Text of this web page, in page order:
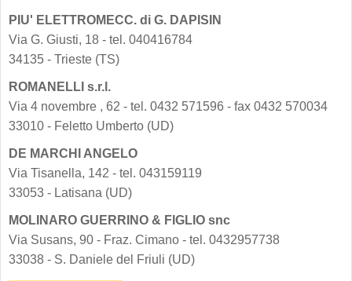
PIU' ELETTROMECC. di G. DAPISIN
Via G. Giusti, 18 - tel. 040416784
34135 - Trieste (TS)
ROMANELLI s.r.l.
Via 4 novembre , 62 - tel. 0432 571596 - fax 0432 570034
33010 - Feletto Umberto (UD)
DE MARCHI ANGELO
Via Tisanella, 142 - tel. 043159119
33053 - Latisana (UD)
MOLINARO GUERRINO & FIGLIO snc
Via Susans, 90 - Fraz. Cimano - tel. 0432957738
33038 - S. Daniele del Friuli (UD)